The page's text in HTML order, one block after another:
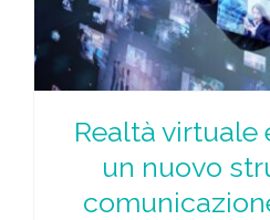
Realtà virtuale
un nuovo